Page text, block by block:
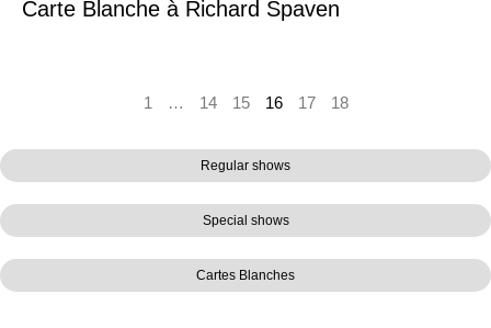
Regular shows
Special shows
Cartes Blanches
Carte Blanche à Richard Spaven
1 … 14 15 16 17 18